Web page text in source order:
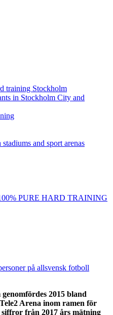
training Stockholm
in Stockholm City and
and sport arenas
PURE HARD TRAINING
på allsvensk fotboll
2015 bland
Arena inom ramen för
från 2017 års mätning